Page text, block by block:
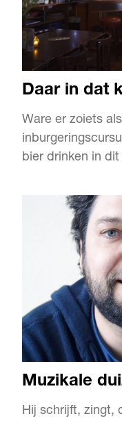
Daar in dat
Ware er zoiets
bier drinken in
prima pilzen,
schitterend
met de beste
een van de
Muzikale
Hij schrijft, zingt,